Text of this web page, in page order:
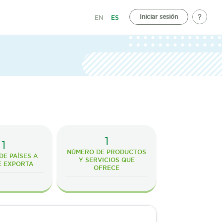
EN ES Iniciar sesión
1
PAÍSES A
EXPORTA
1
NÚMERO DE PRODUCTOS
Y SERVICIOS QUE
OFRECE